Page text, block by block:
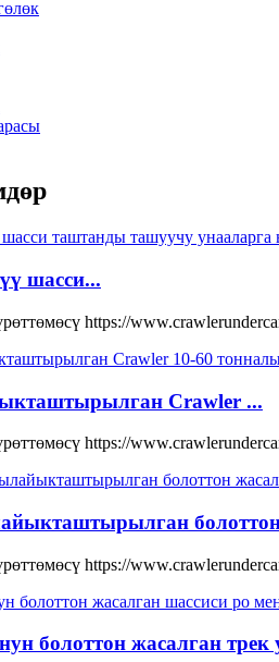
шасси...
https://
Crawler ...
https://
https://
болоттон жасалган трек